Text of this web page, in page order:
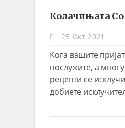
Колачињата
25 Окт 2021
Кога вашите
послужите, а
рецепти се
добиете